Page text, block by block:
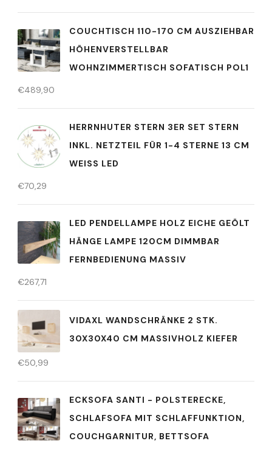
COUCHTISCH 110-170 CM AUSZIEHBAR
HÖHENVERSTELLBAR
WOHNZIMMERTISCH SOFATISCH POL1
€489,90
HERRNHUTER STERN 3ER SET STERN
INKL. NETZTEIL FÜR 1-4 STERNE 13 CM
WEISS LED
€70,29
LED PENDELLAMPE HOLZ EICHE GEÖLT
HÄNGE LAMPE 120CM DIMMBAR
FERNBEDIENUNG MASSIV
€267,71
VIDAXL WANDSCHRÄNKE 2 STK.
30X30X40 CM MASSIVHOLZ KIEFER
€50,99
ECKSOFA SANTI - POLSTERECKE,
SCHLAFSOFA MIT SCHLAFFUNKTION,
COUCHGARNITUR, BETTSOFA